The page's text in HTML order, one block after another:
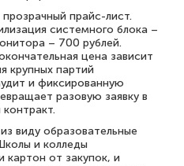
прайс-лист.
системного блока –
– 700 рублей.
цена зависит
крупных партий
и фиксированную
разовую заявку в
виду образовательные
и колледы
картон от закупок, и